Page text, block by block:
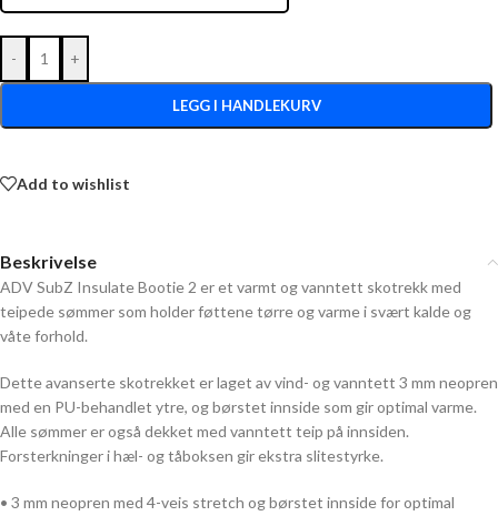
- +
LEGG I HANDLEKURV
Add to wishlist
Beskrivelse
ADV SubZ Insulate Bootie 2 er et varmt og vanntett skotrekk med
teipede sømmer som holder føttene tørre og varme i svært kalde og
våte forhold.
Dette avanserte skotrekket er laget av vind- og vanntett 3 mm neopren
med en PU-behandlet ytre, og børstet innside som gir optimal varme.
Alle sømmer er også dekket med vanntett teip på innsiden.
Forsterkninger i hæl- og tåboksen gir ekstra slitestyrke.
• 3 mm neopren med 4-veis stretch og børstet innside for optimal